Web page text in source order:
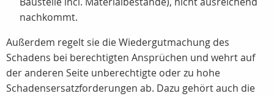
nachkommt.
Außerdem regelt sie die Wiedergutmachung des
Schadens bei berechtigten Ansprüchen und wehrt auf
der anderen Seite unberechtigte oder zu hohe
Schadensersatzforderungen ab. Dazu gehört auch die